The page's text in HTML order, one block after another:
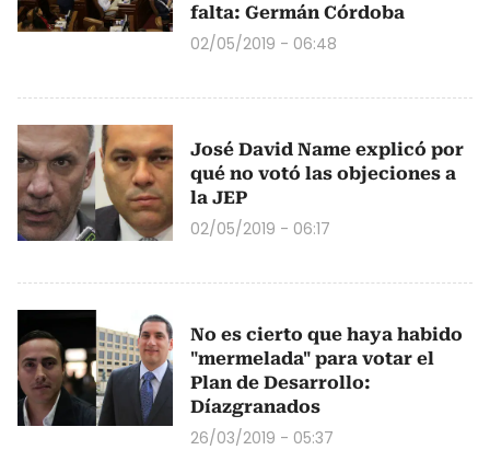
falta: Germán Córdoba
02/05/2019 - 06:48
José David Name explicó por
qué no votó las objeciones a
la JEP
02/05/2019 - 06:17
No es cierto que haya habido
"mermelada" para votar el
Plan de Desarrollo:
Díazgranados
26/03/2019 - 05:37